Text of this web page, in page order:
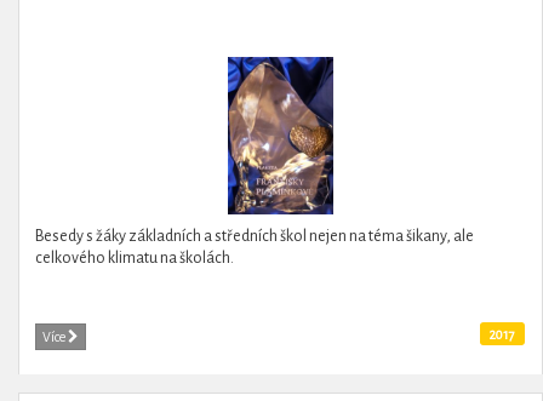
Besedy s žáky základních a středních škol nejen na téma šikany, ale
celkového klimatu na školách.
Více 2017